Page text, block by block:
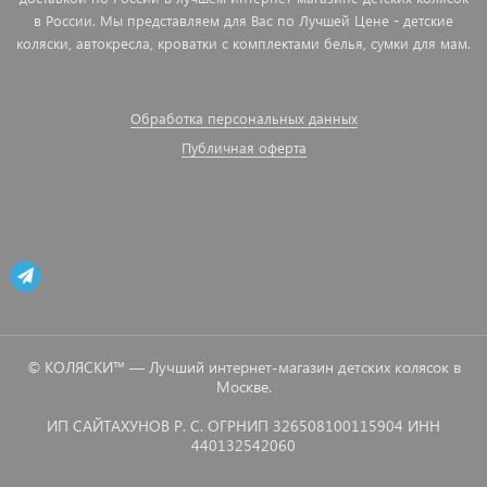
в России. Мы представляем для Вас по Лучшей Цене - детские
коляски, автокресла, кроватки с комплектами белья, сумки для мам.
Обработка персональных данных
Публичная оферта
© КОЛЯСКИ™ — Лучший интернет-магазин детских колясок в
Москве.
ИП САЙТАХУНОВ Р. С. ОГРНИП 326508100115904 ИНН
440132542060